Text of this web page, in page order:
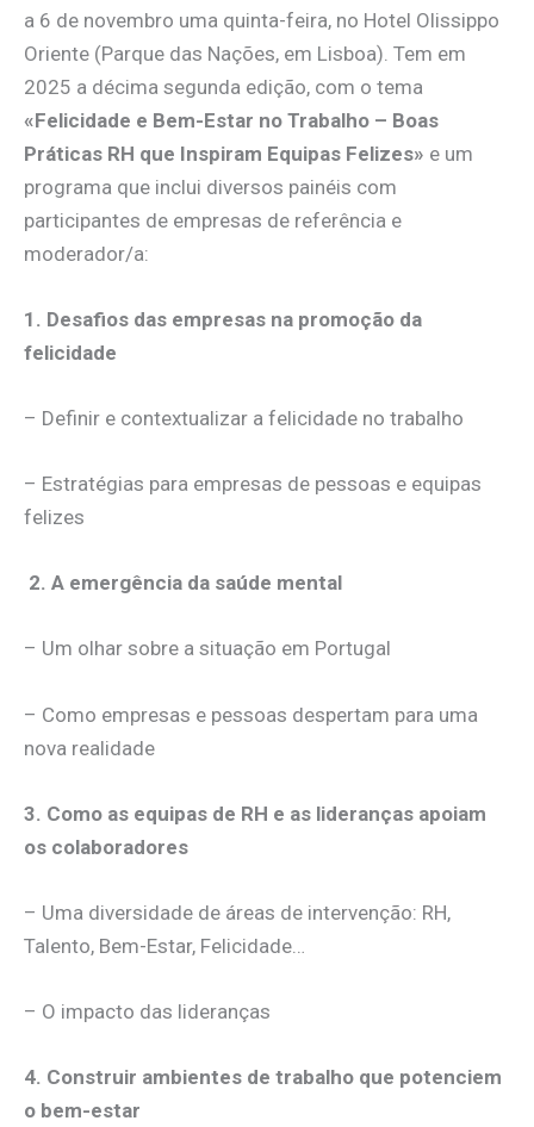
a 6 de novembro uma quinta-feira, no Hotel Olissippo
Oriente (Parque das Nações, em Lisboa). Tem em
2025 a décima segunda edição, com o tema
«Felicidade e Bem-Estar no Trabalho – Boas
Práticas RH que Inspiram Equipas Felizes» e um
programa que inclui diversos painéis com
participantes de empresas de referência e
moderador/a:
1. Desafios das empresas na promoção da
felicidade
– Definir e contextualizar a felicidade no trabalho
– Estratégias para empresas de pessoas e equipas
felizes
2. A emergência da saúde mental
– Um olhar sobre a situação em Portugal
– Como empresas e pessoas despertam para uma
nova realidade
3. Como as equipas de RH e as lideranças apoiam
os colaboradores
– Uma diversidade de áreas de intervenção: RH,
Talento, Bem-Estar, Felicidade…
– O impacto das lideranças
4. Construir ambientes de trabalho que potenciem
o bem-estar